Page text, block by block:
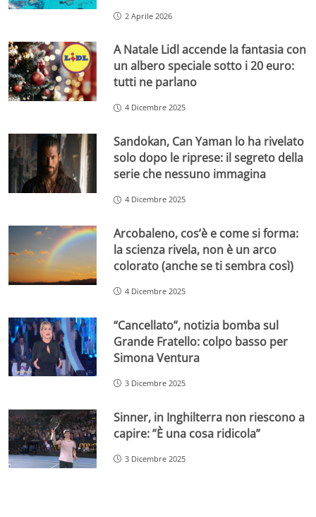
2 Aprile 2026
A Natale Lidl accende la fantasia con
un albero speciale sotto i 20 euro:
tutti ne parlano
4 Dicembre 2025
Sandokan, Can Yaman lo ha rivelato
solo dopo le riprese: il segreto della
serie che nessuno immagina
4 Dicembre 2025
Arcobaleno, cos’è e come si forma:
la scienza rivela, non è un arco
colorato (anche se ti sembra così)
4 Dicembre 2025
“Cancellato”, notizia bomba sul
Grande Fratello: colpo basso per
Simona Ventura
3 Dicembre 2025
Sinner, in Inghilterra non riescono a
capire: ”È una cosa ridicola”
3 Dicembre 2025